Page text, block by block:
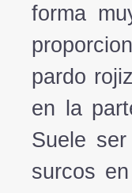
forma
pardo
en la
Suele
surcos